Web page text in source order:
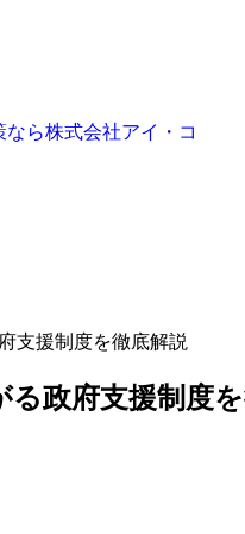
支援制度を徹底解説
政府支援制度